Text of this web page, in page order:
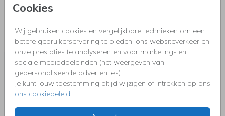
Cookies
Wij gebruiken cookies en vergelijkbare technieken om een
betere gebruikerservaring te bieden, ons websiteverkeer en
onze prestaties te analyseren en voor marketing- en
sociale mediadoeleinden (het weergeven van
gepersonaliseerde advertenties).
Je kunt jouw toestemming altijd wijzigen of intrekken op ons
ons cookiebeleid.
Geboortekaartjes meisje
Nog meer in deze stijl voor jou
SLUITSTICKER